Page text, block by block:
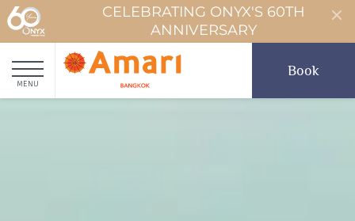
CELEBRATING ONYX'S 60TH
ANNIVERSARY
MENU
Book